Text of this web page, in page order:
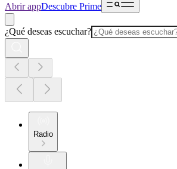
Abrir appDescubre Prime
¿Qué deseas escuchar?
Radio